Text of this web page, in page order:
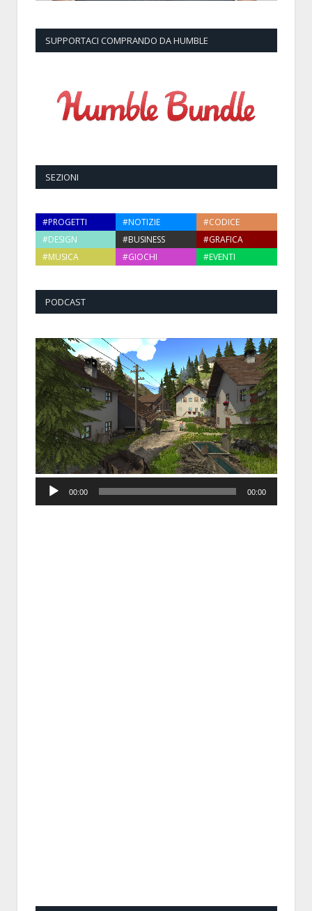
SUPPORTACI COMPRANDO DA HUMBLE
SEZIONI
#PROGETTI #NOTIZIE
#CODICE
#DESIGN
#BUSINESS
#GRAFICA
#MUSICA
#GIOCHI #EVENTI
PODCAST
Player
00:00 00:00